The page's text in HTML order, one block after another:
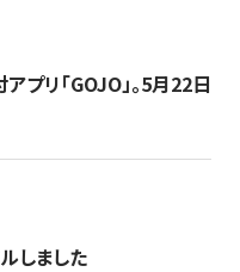
プリ「GOJO」。5月22日
しました